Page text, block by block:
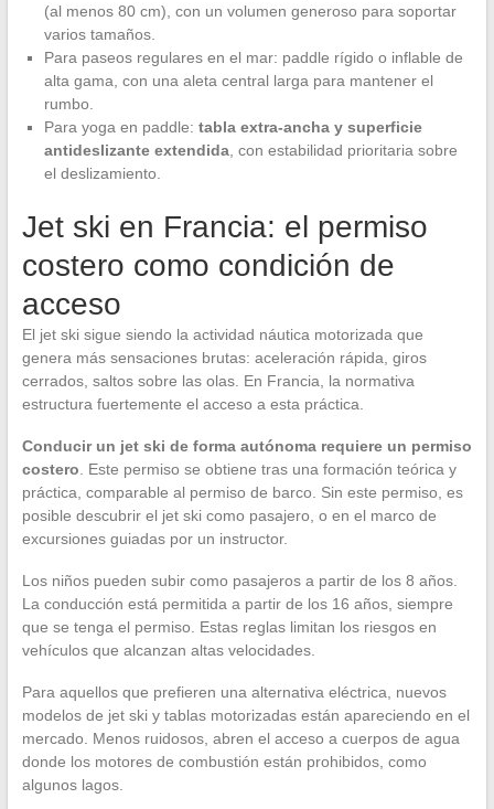
(al menos 80 cm), con un volumen generoso para soportar
varios tamaños.
Para paseos regulares en el mar: paddle rígido o inflable de
alta gama, con una aleta central larga para mantener el
rumbo.
Para yoga en paddle: tabla extra-ancha y superficie
antideslizante extendida, con estabilidad prioritaria sobre
el deslizamiento.
Jet ski en Francia: el permiso
costero como condición de
acceso
El jet ski sigue siendo la actividad náutica motorizada que
genera más sensaciones brutas: aceleración rápida, giros
cerrados, saltos sobre las olas. En Francia, la normativa
estructura fuertemente el acceso a esta práctica.
Conducir un jet ski de forma autónoma requiere un permiso
costero. Este permiso se obtiene tras una formación teórica y
práctica, comparable al permiso de barco. Sin este permiso, es
posible descubrir el jet ski como pasajero, o en el marco de
excursiones guiadas por un instructor.
Los niños pueden subir como pasajeros a partir de los 8 años.
La conducción está permitida a partir de los 16 años, siempre
que se tenga el permiso. Estas reglas limitan los riesgos en
vehículos que alcanzan altas velocidades.
Para aquellos que prefieren una alternativa eléctrica, nuevos
modelos de jet ski y tablas motorizadas están apareciendo en el
mercado. Menos ruidosos, abren el acceso a cuerpos de agua
donde los motores de combustión están prohibidos, como
algunos lagos.